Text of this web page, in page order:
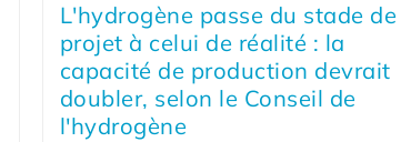
L'hydrogène passe du stade de
projet à celui de réalité : la
capacité de production devrait
doubler, selon le Conseil de
l'hydrogène